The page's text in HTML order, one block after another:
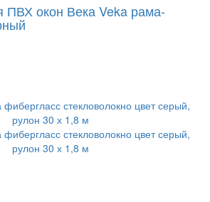
ПВХ окон Века Veka рама-